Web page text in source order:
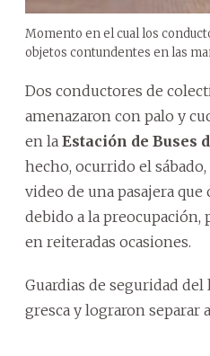
Momento en el cual los
objetos contundentes en las
Dos conductores de
amenazaron con palo y
en la Estación de Buses
hecho, ocurrido el
video de una pasajera
debido a la preocupación,
en reiteradas ocasiones.
Guardias de seguridad
gresca y lograron separar